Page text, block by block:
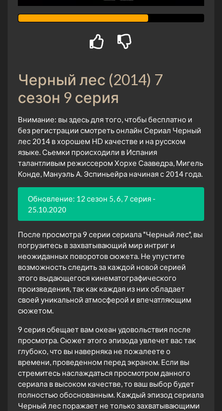
Черный лес (2014) 7
сезон 9 серия
Внимание: вы здесь для того, чтобы бесплатно и
без регистрации смотреть онлайн Сериал Черный
лес 2014 в хорошем HD качестве и на русском
языке. Сьемки происходили в Испания
талантливым режиссером Хорхе Сааведра, Мигель
Конде, Мануэль А. Эспиньейра начиная с 2014 года.
Обновление: 12 сезон 5, 6, 7 серия -
25.10.2020
После просмотра 9 серии сериала "Черный лес", вы
погрузитесь в захватывающий мир интриг и
неожиданных поворотов сюжета. Не упустите
возможность следить за каждой новой серией
этого выдающегося кинематографического
произведения, так как каждая из них обладает
своей уникальной атмосферой и впечатляющим
сюжетом.
9 серия обещает вам океан удовольствия после
просмотра. Сюжет этого эпизода увлечет вас так
глубоко, что вы наверняка не пожалеете о
времени, проведенном перед экраном. Если вы
стремитесь наслаждаться просмотром данного
сериала в высоком качестве, то ваш выбор будет
полностью обоснованным. Каждый эпизод сериала
Черный лес поражает не только захватывающими